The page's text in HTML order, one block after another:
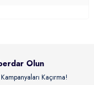
Olun
Kaçırma!